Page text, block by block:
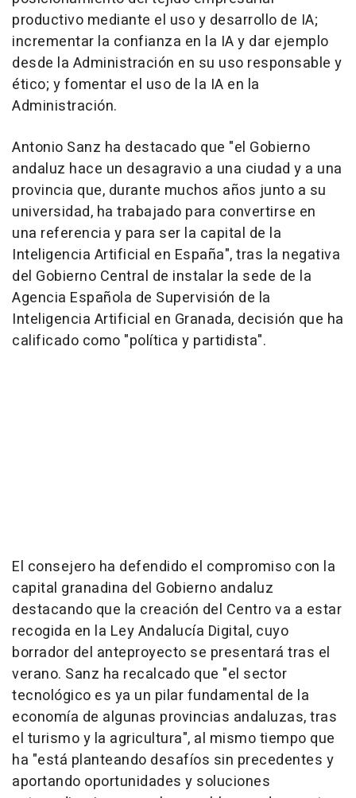
productivo mediante el uso y desarrollo de IA;
incrementar la confianza en la IA y dar ejemplo
desde la Administración en su uso responsable y
ético; y fomentar el uso de la IA en la
Administración.
Antonio Sanz ha destacado que "el Gobierno
andaluz hace un desagravio a una ciudad y a una
provincia que, durante muchos años junto a su
universidad, ha trabajado para convertirse en
una referencia y para ser la capital de la
Inteligencia Artificial en España", tras la negativa
del Gobierno Central de instalar la sede de la
Agencia Española de Supervisión de la
Inteligencia Artificial en Granada, decisión que ha
calificado como "política y partidista".
El consejero ha defendido el compromiso con la
capital granadina del Gobierno andaluz
destacando que la creación del Centro va a estar
recogida en la Ley Andalucía Digital, cuyo
borrador del anteproyecto se presentará tras el
verano. Sanz ha recalcado que "el sector
tecnológico es ya un pilar fundamental de la
economía de algunas provincias andaluzas, tras
el turismo y la agricultura", al mismo tiempo que
ha "está planteando desafíos sin precedentes y
aportando oportunidades y soluciones